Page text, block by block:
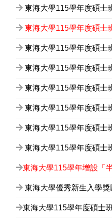
東海大學115學年度碩士
東海大學115學年度碩士
東海大學115學年度碩士
東海大學115學年度碩士
東海大學115學年度碩士
東海大學115學年度碩士
東海大學115學年度碩士
東海大學115學年度碩士
東海大學115學年增設「
東海大學優秀新生入學
東海大學115學年度碩士